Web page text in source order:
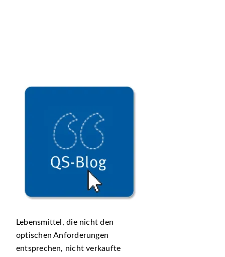
Lebensmittel, die nicht den
optischen Anforderungen
entsprechen, nicht verkaufte